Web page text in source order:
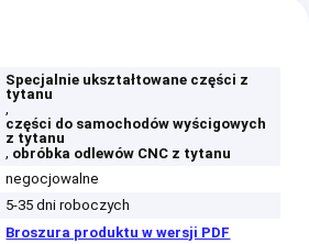
Specjalnie ukształtowane części z
tytanu
,
części do samochodów wyścigowych
z tytanu
, obróbka odlewów CNC z tytanu
negocjowalne
5-35 dni roboczych
Broszura produktu w wersji PDF